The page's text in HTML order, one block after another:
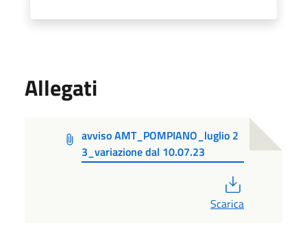
Allegati
avviso AMT_POMPIANO_luglio 2
3_variazione dal 10.07.23
Scarica